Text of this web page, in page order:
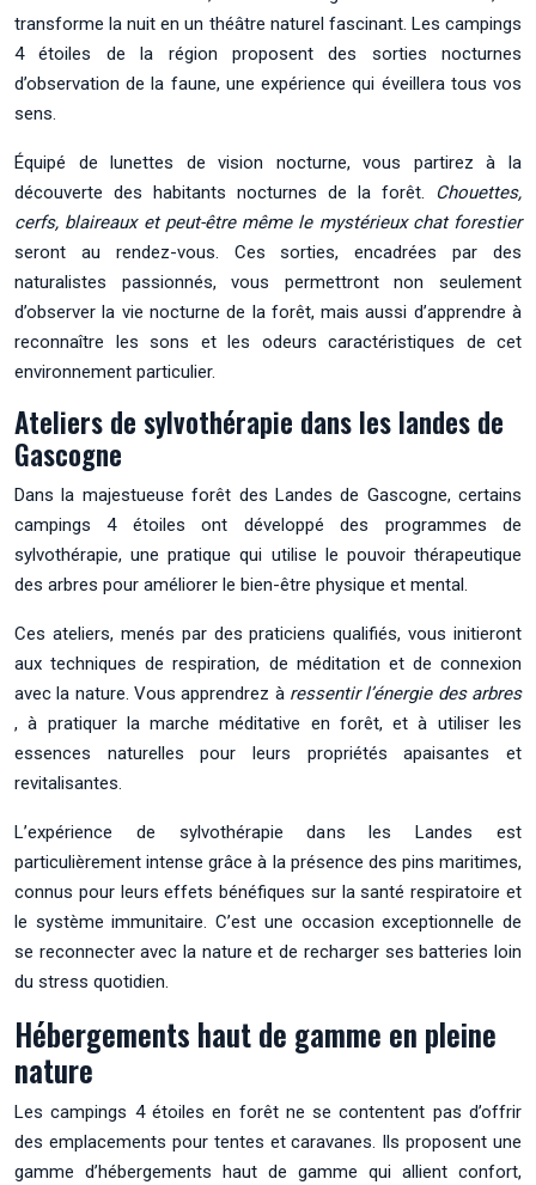
transforme la nuit en un théâtre naturel fascinant. Les campings
4 étoiles de la région proposent des sorties nocturnes
d’observation de la faune, une expérience qui éveillera tous vos
sens.
Équipé de lunettes de vision nocturne, vous partirez à la
découverte des habitants nocturnes de la forêt. Chouettes,
cerfs, blaireaux et peut-être même le mystérieux chat forestier
seront au rendez-vous. Ces sorties, encadrées par des
naturalistes passionnés, vous permettront non seulement
d’observer la vie nocturne de la forêt, mais aussi d’apprendre à
reconnaître les sons et les odeurs caractéristiques de cet
environnement particulier.
Ateliers de sylvothérapie dans les landes de
Gascogne
Dans la majestueuse forêt des Landes de Gascogne, certains
campings 4 étoiles ont développé des programmes de
sylvothérapie, une pratique qui utilise le pouvoir thérapeutique
des arbres pour améliorer le bien-être physique et mental.
Ces ateliers, menés par des praticiens qualifiés, vous initieront
aux techniques de respiration, de méditation et de connexion
avec la nature. Vous apprendrez à ressentir l’énergie des arbres
, à pratiquer la marche méditative en forêt, et à utiliser les
essences naturelles pour leurs propriétés apaisantes et
revitalisantes.
L’expérience de sylvothérapie dans les Landes est
particulièrement intense grâce à la présence des pins maritimes,
connus pour leurs effets bénéfiques sur la santé respiratoire et
le système immunitaire. C’est une occasion exceptionnelle de
se reconnecter avec la nature et de recharger ses batteries loin
du stress quotidien.
Hébergements haut de gamme en pleine
nature
Les campings 4 étoiles en forêt ne se contentent pas d’offrir
des emplacements pour tentes et caravanes. Ils proposent une
gamme d’hébergements haut de gamme qui allient confort,